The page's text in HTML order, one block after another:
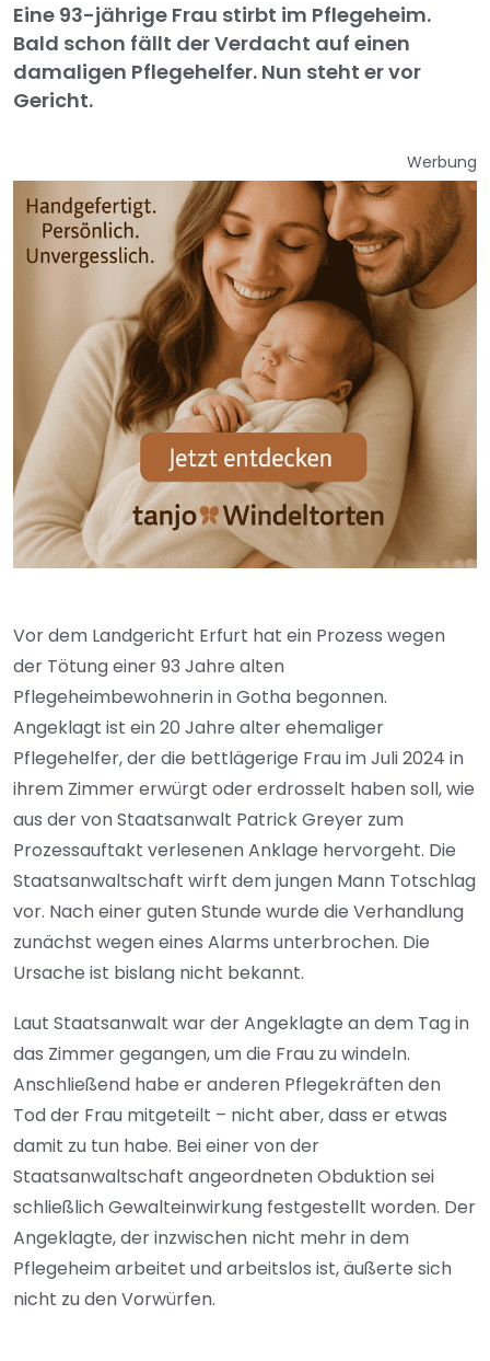
Eine 93-jährige Frau stirbt im Pflegeheim.
Bald schon fällt der Verdacht auf einen
damaligen Pflegehelfer. Nun steht er vor
Gericht.
Werbung
Vor dem Landgericht Erfurt hat ein Prozess wegen
der Tötung einer 93 Jahre alten
Pflegeheimbewohnerin in Gotha begonnen.
Angeklagt ist ein 20 Jahre alter ehemaliger
Pflegehelfer, der die bettlägerige Frau im Juli 2024 in
ihrem Zimmer erwürgt oder erdrosselt haben soll, wie
aus der von Staatsanwalt Patrick Greyer zum
Prozessauftakt verlesenen Anklage hervorgeht. Die
Staatsanwaltschaft wirft dem jungen Mann Totschlag
vor. Nach einer guten Stunde wurde die Verhandlung
zunächst wegen eines Alarms unterbrochen. Die
Ursache ist bislang nicht bekannt.
Laut Staatsanwalt war der Angeklagte an dem Tag in
das Zimmer gegangen, um die Frau zu windeln.
Anschließend habe er anderen Pflegekräften den
Tod der Frau mitgeteilt – nicht aber, dass er etwas
damit zu tun habe. Bei einer von der
Staatsanwaltschaft angeordneten Obduktion sei
schließlich Gewalteinwirkung festgestellt worden. Der
Angeklagte, der inzwischen nicht mehr in dem
Pflegeheim arbeitet und arbeitslos ist, äußerte sich
nicht zu den Vorwürfen.